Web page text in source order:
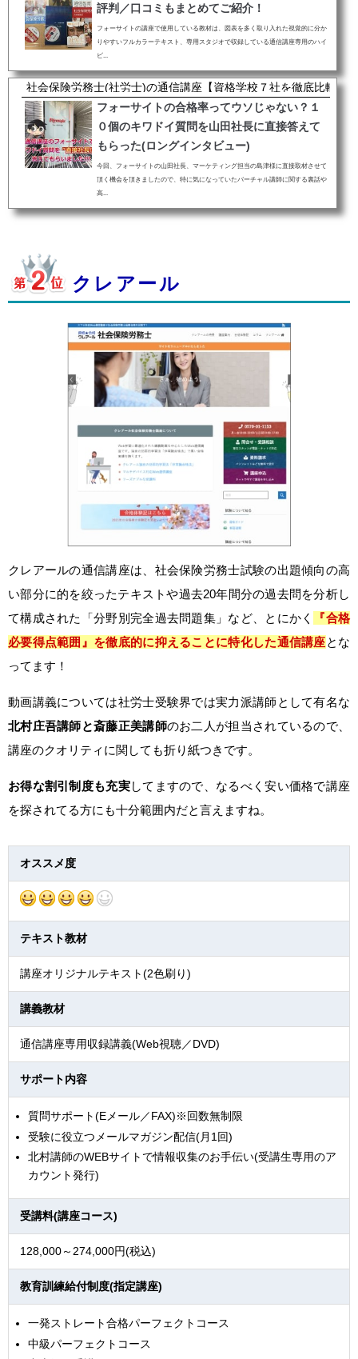
評判／口コミもまとめてご紹介！
フォーサイトの講座で使用している教材は、図表を多く取り入れた視覚的に分か
りやすいフルカラーテキスト、専用スタジオで収録している通信講座専用のハイ
ビ...
社会保険労務士(社労士)の通信講座【資格学校７社を徹底比較】
フォーサイトの合格率ってウソじゃない？１
０個のキワドイ質問を山田社長に直接答えて
もらった(ロングインタビュー)
今回、フォーサイトの山田社長、マーケティング担当の島津様に直接取材させて
頂く機会を頂きましたので、特に気になっていたバーチャル講師に関する裏話や
高...
クレアール
クレアールの通信講座は、社会保険労務士試験の出題傾向の高
い部分に的を絞ったテキストや過去20年間分の過去問を分析し
て構成された「分野別完全過去問題集」など、とにかく
『合格
必要得点範囲』を徹底的に抑えることに特化した通信講座とな
ってます！
動画講義については社労士受験界では実力派講師として有名な
北村庄吾講師と斎藤正美講師のお二人が担当されているので、
講座のクオリティに関しても折り紙つきです。
お得な割引制度も充実してますので、なるべく安い価格で講座
を探されてる方にも十分範囲内だと言えますね。
オススメ度
テキスト教材
講座オリジナルテキスト(2色刷り)
講義教材
通信講座専用収録講義(Web視聴／DVD)
サポート内容
質問サポート(Eメール／FAX)※回数無制限
受験に役立つメールマガジン配信(月1回)
北村講師のWEBサイトで情報収集のお手伝い(受講生専用のア
カウント発行)
受講料(講座コース)
128,000～274,000円(税込)
教育訓練給付制度(指定講座)
一発ストレート合格パーフェクトコース
中級パーフェクトコース